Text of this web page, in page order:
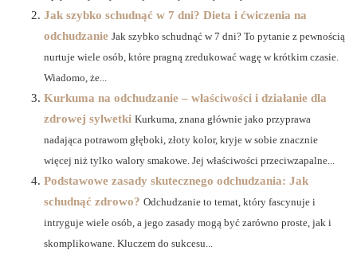
Jak szybko schudnąć w 7 dni? Dieta i ćwiczenia na
odchudzanie Jak szybko schudnąć w 7 dni? To pytanie z pewnością
nurtuje wiele osób, które pragną zredukować wagę w krótkim czasie.
Wiadomo, że...
Kurkuma na odchudzanie – właściwości i działanie dla
zdrowej sylwetki Kurkuma, znana głównie jako przyprawa
nadająca potrawom głęboki, złoty kolor, kryje w sobie znacznie
więcej niż tylko walory smakowe. Jej właściwości przeciwzapalne...
Podstawowe zasady skutecznego odchudzania: Jak
schudnąć zdrowo? Odchudzanie to temat, który fascynuje i
intryguje wiele osób, a jego zasady mogą być zarówno proste, jak i
skomplikowane. Kluczem do sukcesu...